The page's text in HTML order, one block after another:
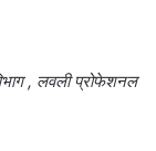
, लवली प्रोफेशनल